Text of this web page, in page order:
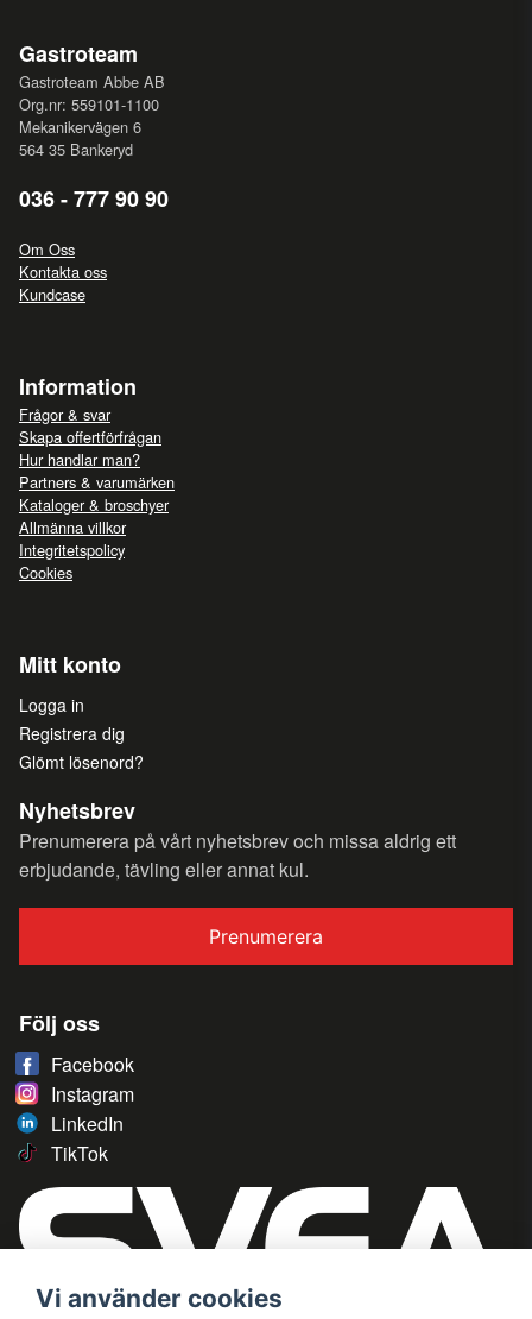
Gastroteam
Gastroteam Abbe AB
Org.nr: 559101-1100
Mekanikervägen 6
564 35 Bankeryd
036 - 777 90 90
Om Oss
Kontakta oss
Kundcase
Information
Frågor & svar
Skapa offertförfrågan
Hur handlar man?
Partners & varumärken
Kataloger & broschyer
Allmänna villkor
Integritetspolicy
Cookies
Mitt konto
Logga in
Registrera dig
Glömt lösenord?
Nyhetsbrev
Prenumerera på vårt nyhetsbrev och missa aldrig ett
erbjudande, tävling eller annat kul.
Prenumerera
Följ oss
Facebook
Instagram
LinkedIn
TikTok
Vi använder cookies